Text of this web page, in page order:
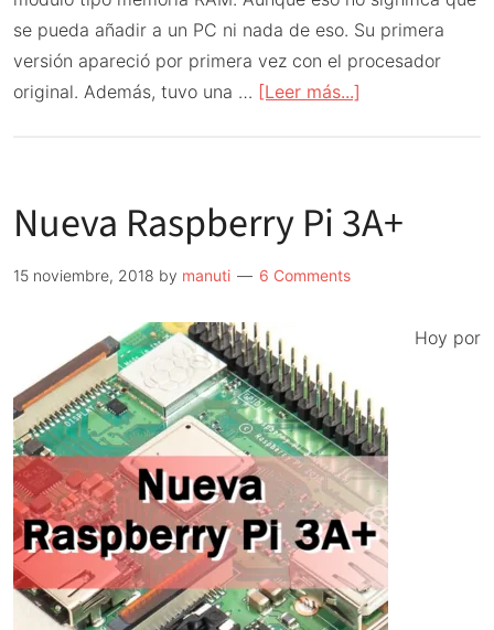
se pueda añadir a un PC ni nada de eso. Su primera
versión apareció por primera vez con el procesador
original. Además, tuvo una … [Leer más...]
Pi
Nueva Raspberry Pi 3A+
15 noviembre, 2018 by manuti 6 Comments
Hoy por